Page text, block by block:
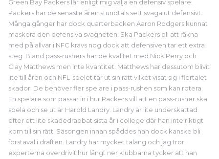
Green Bay Packers lär enligt mig välja en defensiv spelare.
Packers har de senaste åren stundtals sett svaga ut defensivt.
Många gånger har dock quarterbacken Aaron Rodgers kunnat
maskera den defensiva svagheten. Ska Packers bli att räkna
med på allvar i NFC krävs nog dock att defensiven tar ett extra
steg. Bland pass-rushers har de kvalitet med Nick Perry och
Clay Matthews men inte kvantitet. Matthews har dessutom blivit
lite till åren och NFL-spelet tar ut sin rätt vilket visat sig i flertalet
skador. De behöver fler spelare i pass-rushen som kan rotera.
En spelare som passar in i hur Packers vill att en pass-rusher ska
spela och se ut är Harold Landry. Landry är lite underskattad
efter ett lite skadedrabbat sista år i college där han inte riktigt
kom till sin rätt. Säsongen innan spåddes han dock kanske bli
förstaval i draften. Landry har mycket talang och jag tror
experterna överdrivit hur långt ner klubbarna tycker att han